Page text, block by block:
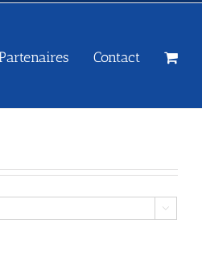
Partenaires Contact
